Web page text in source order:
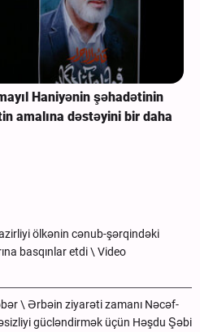
Haniyənin şəhadətinin
amalına dəstəyini bir daha
ölkənin cənub-şərqindəki
basqınlar etdi \ Video
\ Ərbəin ziyarəti zamanı Nəcəf-
gücləndirmək üçün Həşdu Şəbi